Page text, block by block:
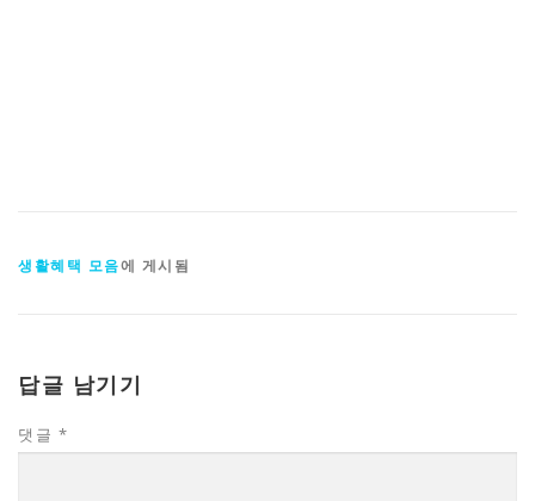
생활혜택 모음에 게시됨
답글 남기기
댓글 *